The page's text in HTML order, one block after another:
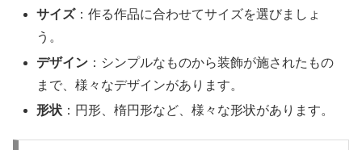
サイズ：作る作品に合わせてサイズを選びましょ
う。
デザイン ：シンプルなものから装飾が施されたもの
まで、様々なデザインがあります。
形状 ：円形、楕円形など、様々な形状があります。